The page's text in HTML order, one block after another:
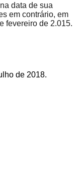
data de sua
em contrário, em
fevereiro de 2.015.
de 2018.